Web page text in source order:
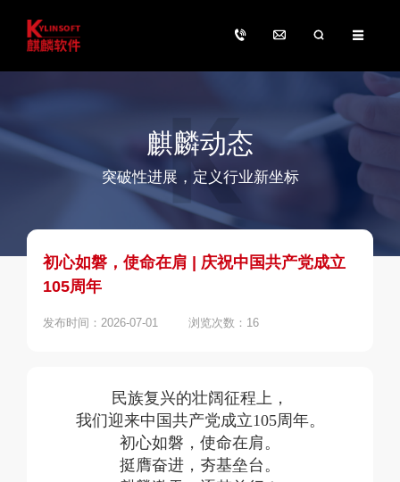
麒麟动态
突破性进展，定义行业新坐标
初心如磐，使命在肩 | 庆祝中国共产党成立
105周年
发布时间：2026-07-01 浏览次数：16
民族复兴的壮阔征程上，
我们迎来中国共产党成立105周年。
初心如磐，使命在肩。
挺膺奋进，夯基垒台。